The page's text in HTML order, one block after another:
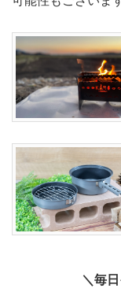
＼毎